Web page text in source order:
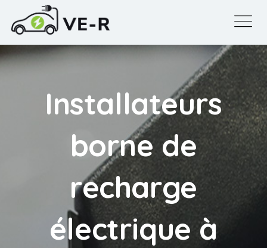
Installateurs
borne de
recharge
électrique à